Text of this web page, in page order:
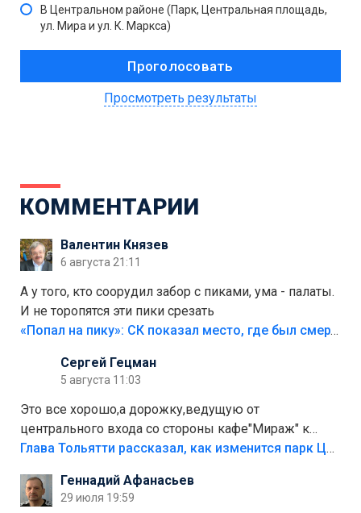
В Центральном районе (Парк, Центральная площадь,
ул. Мира и ул. К. Маркса)
Просмотреть результаты
КОММЕНТАРИИ
Валентин Князев
6 августа 21:11
А у того, кто соорудил забор с пиками, ума - палаты.
И не торопятся эти пики срезать
«Попал на пику»: СК показал место, где был смертельно травмирован ребенок в Тольятти
Сергей Гецман
5 августа 11:03
Это все хорошо,а дорожку,ведущую от
центрального входа со стороны кафе"Мираж" к
аттракционам слабо доделать?А то бордюры
лежала в парке и испортилась.Да еще,видимо,часть
украли.
Глава Тольятти рассказал, как изменится парк Центрального района
Геннадий Афанасьев
29 июля 19:59